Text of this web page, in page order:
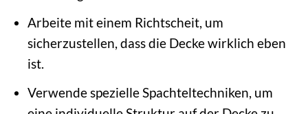
Arbeite mit einem Richtscheit, um
sicherzustellen, dass die Decke wirklich eben
ist.
Verwende spezielle Spachteltechniken, um